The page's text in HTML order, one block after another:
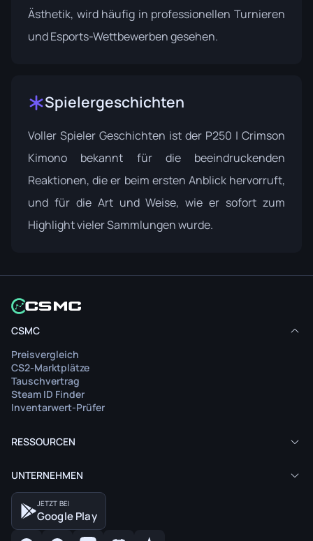
Ästhetik, wird häufig in professionellen Turnieren
und Esports-Wettbewerben gesehen.
Spielergeschichten
Voller Spieler Geschichten ist der P250 | Crimson
Kimono bekannt für die beeindruckenden
Reaktionen, die er beim ersten Anblick hervorruft,
und für die Art und Weise, wie er sofort zum
Highlight vieler Sammlungen wurde.
CSMC
Preisvergleich
CS2-Marktplätze
Tauschvertrag
Steam ID Finder
Inventarwert-Prüfer
RESSOURCEN
UNTERNEHMEN
JETZT BEI
Google Play